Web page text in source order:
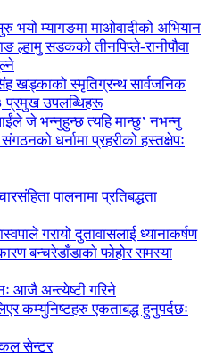
भयो म्यागङमा माओवादीको अभियान
ल्हामु सडकको तीनपिप्ले-रानीपौवा
खड्काको स्मृतिग्रन्थ सार्वजनिक
प्रमुख उपलब्धिहरू
जे भन्नुहुन्छ त्यहि मान्छु’ नभन्नु
धर्नामा प्रहरीको हस्तक्षेपः
पालनामा प्रतिबद्धता
गरायो दुतावासलाई ध्यानाकर्षण
बन्चरेडाँडाको फोहोर समस्या
आजै अन्त्येष्टी गरिने
कम्युनिष्टहरु एकताबद्ध हुनुपर्दछः
कल सेन्टर